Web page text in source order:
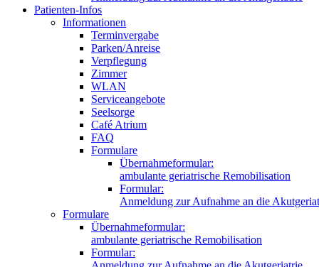
Patienten-Infos
Informationen
Terminvergabe
Parken/Anreise
Verpflegung
Zimmer
WLAN
Serviceangebote
Seelsorge
Café Atrium
FAQ
Formulare
Übernahmeformular:
ambulante geriatrische Remobilisation
Formular:
Anmeldung zur Aufnahme an die
Formulare
Übernahmeformular:
ambulante geriatrische Remobilisation
Formular: